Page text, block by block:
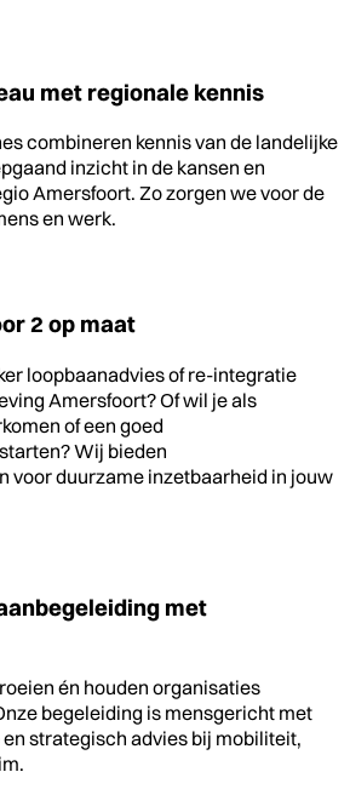
met regionale kennis
combineren kennis van de landelijke
inzicht in de kansen en
Amersfoort. Zo zorgen we voor de
en werk.
2 op maat
loopbaanadvies of re-integratie
Amersfoort? Of wil je als
of een goed
Wij bieden
voor duurzame inzetbaarheid in jouw
met
én houden organisaties
begeleiding is mensgericht met
strategisch advies bij mobiliteit,